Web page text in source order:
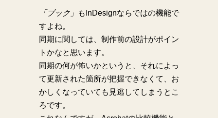
「ブック」
もInDesignならではの機能で
すよね。
同期に関しては、制作前の設計がポイン
トかなと思います。
同期の何が怖いかというと、それによっ
て更新された箇所が把握できなくて、お
かしくなっていても見逃してしまうとこ
ろです。